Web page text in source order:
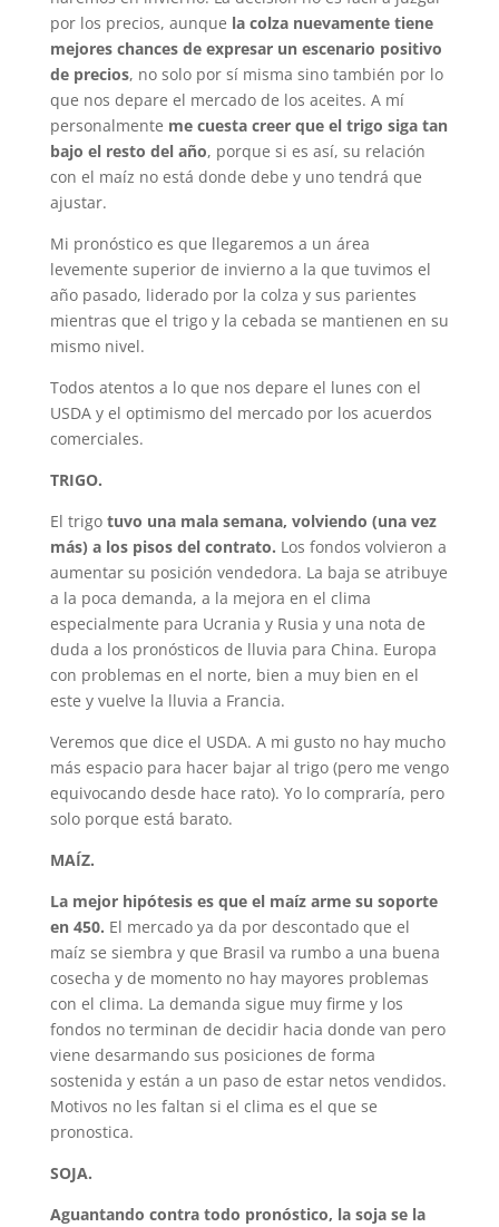
por los precios, aunque la colza nuevamente tiene
mejores chances de expresar un escenario positivo
de precios, no solo por sí misma sino también por lo
que nos depare el mercado de los aceites. A mí
personalmente me cuesta creer que el trigo siga tan
bajo el resto del año, porque si es así, su relación
con el maíz no está donde debe y uno tendrá que
ajustar.
Mi pronóstico es que llegaremos a un área
levemente superior de invierno a la que tuvimos el
año pasado, liderado por la colza y sus parientes
mientras que el trigo y la cebada se mantienen en su
mismo nivel.
Todos atentos a lo que nos depare el lunes con el
USDA y el optimismo del mercado por los acuerdos
comerciales.
TRIGO.
El trigo tuvo una mala semana, volviendo (una vez
más) a los pisos del contrato. Los fondos volvieron a
aumentar su posición vendedora. La baja se atribuye
a la poca demanda, a la mejora en el clima
especialmente para Ucrania y Rusia y una nota de
duda a los pronósticos de lluvia para China. Europa
con problemas en el norte, bien a muy bien en el
este y vuelve la lluvia a Francia.
Veremos que dice el USDA. A mi gusto no hay mucho
más espacio para hacer bajar al trigo (pero me vengo
equivocando desde hace rato). Yo lo compraría, pero
solo porque está barato.
MAÍZ.
La mejor hipótesis es que el maíz arme su soporte
en 450. El mercado ya da por descontado que el
maíz se siembra y que Brasil va rumbo a una buena
cosecha y de momento no hay mayores problemas
con el clima. La demanda sigue muy firme y los
fondos no terminan de decidir hacia donde van pero
viene desarmando sus posiciones de forma
sostenida y están a un paso de estar netos vendidos.
Motivos no les faltan si el clima es el que se
pronostica.
SOJA.
Aguantando contra todo pronóstico, la soja se la